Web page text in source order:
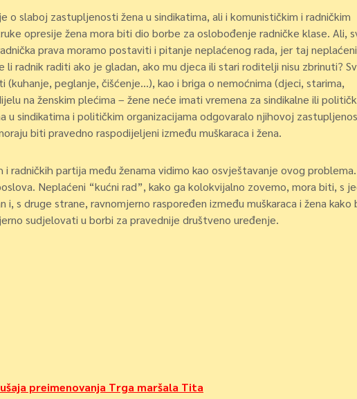
o slaboj zastupljenosti žena u sindikatima, ali i komunističkim i radničkim
opresije žena mora biti dio borbe za oslobođenje radničke klase. Ali,
prava moramo postaviti i pitanje neplaćenog rada, jer taj
li radnik raditi ako je gladan, ako mu djeca ili stari roditelji nisu zbrinuti?
(kuhanje, peglanje, čišćenje…), kao i briga o nemoćnima (djeci, starima,
na ženskim plećima – žene neće imati vremena za sindikalne ili
u sindikatima i političkim organizacijama odgovaralo njihovoj
biti pravedno raspodijeljeni između muškaraca i žena.
i radničkih partija među ženama vidimo kao osvještavanje ovog problema.
Neplaćeni “kućni rad”, kako ga kolokvijalno zovemo, mora biti, s
i, s druge strane, ravnomjerno raspoređen između muškaraca i žena kako
sudjelovati u borbi za pravednije društveno uređenje.
preimenovanja Trga maršala Tita